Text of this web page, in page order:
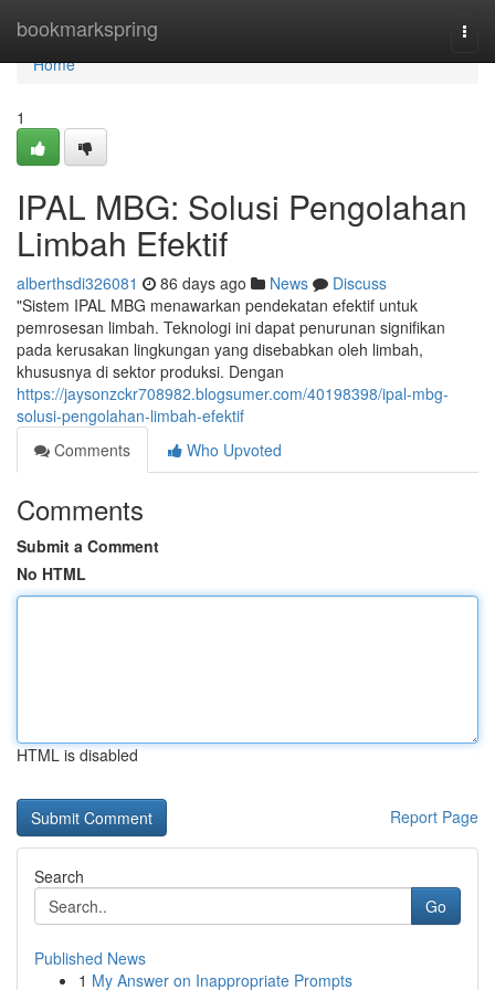
bookmarkspring
Home
Home
1
IPAL MBG: Solusi Pengolahan
Limbah Efektif
alberthsdi326081 86 days ago News
Discuss
"Sistem IPAL MBG menawarkan pendekatan efektif untuk
pemrosesan limbah. Teknologi ini dapat penurunan signifikan
pada kerusakan lingkungan yang disebabkan oleh limbah,
khususnya di sektor produksi. Dengan
https://jaysonzckr708982.blogsumer.com/40198398/ipal-mbg-
solusi-pengolahan-limbah-efektif
Comments
Who Upvoted
Comments
Submit a Comment
No HTML
HTML is disabled
Report Page
Search
Go
Published News
1 My Answer on Inappropriate Prompts